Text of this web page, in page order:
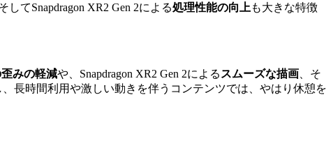
そしてSnapdragon XR2 Gen 2による処理性能の向上 も大きな特徴
みの軽減や、Snapdragon XR2 Gen 2による スムーズな描画 、そ
長時間利用や激しい動きを伴うコンテンツでは、やはり休憩を